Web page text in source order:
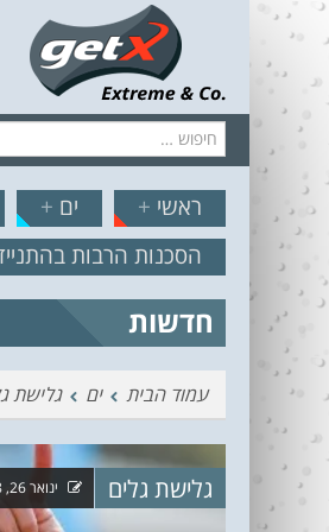
חיפוש
תפריט
דלג לתוכן
ראשי + ים +
הסכנות הרבות
חדשות
עמוד הבית ים גלישת
גלישת גלים ינואר 26, 2018